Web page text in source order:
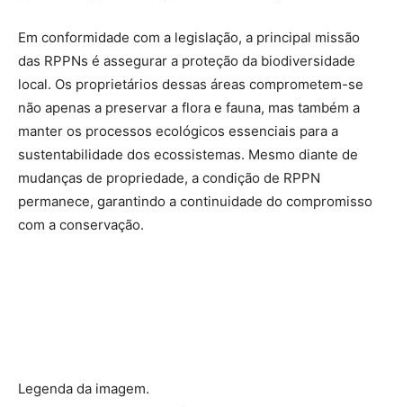
Em conformidade com a legislação, a principal missão
das RPPNs é assegurar a proteção da biodiversidade
local. Os proprietários dessas áreas comprometem-se
não apenas a preservar a flora e fauna, mas também a
manter os processos ecológicos essenciais para a
sustentabilidade dos ecossistemas. Mesmo diante de
mudanças de propriedade, a condição de RPPN
permanece, garantindo a continuidade do compromisso
com a conservação.
Legenda da imagem.